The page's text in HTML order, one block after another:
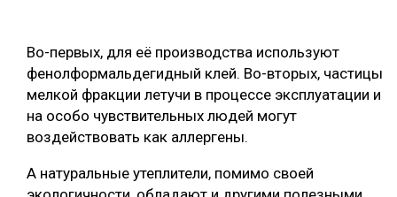
Во-первых, для её производства используют
фенолформальдегидный клей. Во-вторых, частицы
мелкой фракции летучи в процессе эксплуатации и
на особо чувствительных людей могут
воздействовать как аллергены.
А натуральные утеплители, помимо своей